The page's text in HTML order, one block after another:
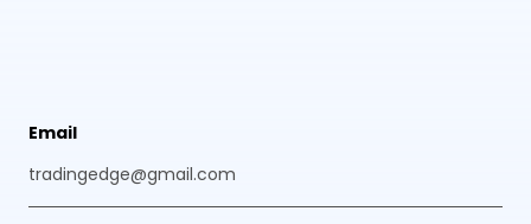
Email
tradingedge@gmail.com